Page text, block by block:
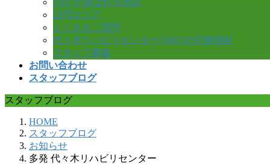
YRCが選ばれる理由
訪問エリア
よくあるご質問
代々木リハビリセンター(YRC)の行動指針
スタッフ募集
お問い合わせ
スタッフブログ
スタッフブログ
HOME
スタッフブログ
お知らせ
多発 代々木リハビリセンター